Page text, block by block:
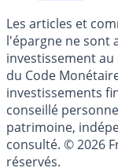
Cookies
Les articles et
l'épargne ne sont
investissement au
du Code
investissements
conseillé
patrimoine,